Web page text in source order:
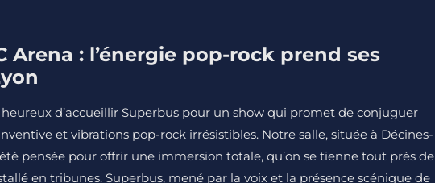
Arena : l’énergie pop-rock prend ses
d’accueillir Superbus pour un show qui promet de conjuguer
et vibrations pop-rock irrésistibles. Notre salle, située à Décines-
pensée pour offrir une immersion totale, qu’on se tienne tout près de
en tribunes. Superbus, mené par la voix et la présence scénique de